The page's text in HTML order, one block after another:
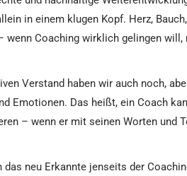
in einem klugen Kopf. Herz,
wenn Coaching wirklich gelingen
Verstand haben wir auch noch,
Emotionen. Das heißt, ein Coach
– wenn er mit seinen Worten und
neu Erkannte jenseits der